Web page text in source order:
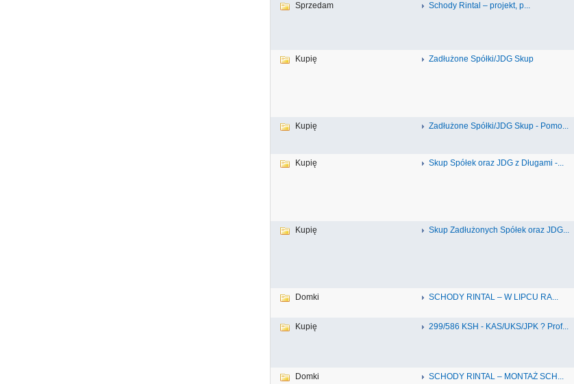
Sprzedam Schody Rintal – projekt, p...
Kupię Zadłużone Spółki/JDG Skup
Kupię Zadłużone Spółki/JDG Skup - Pomo...
Kupię Skup Spółek oraz JDG z Długami -...
Kupię Skup Zadłużonych Spółek oraz JDG...
Domki SCHODY RINTAL – W LIPCU RA...
Kupię 299/586 KSH - KAS/UKS/JPK ? Prof...
Domki SCHODY RINTAL – MONTAŻ SCH...